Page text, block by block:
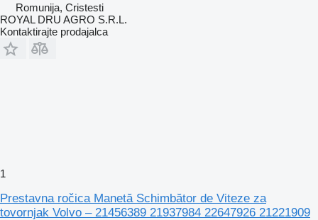
Romunija, Cristesti
ROYAL DRU AGRO S.R.L.
Kontaktirajte prodajalca
1
Prestavna ročica Manetă Schimbător de Viteze za
tovornjak Volvo – 21456389 21937984 22647926 21221909